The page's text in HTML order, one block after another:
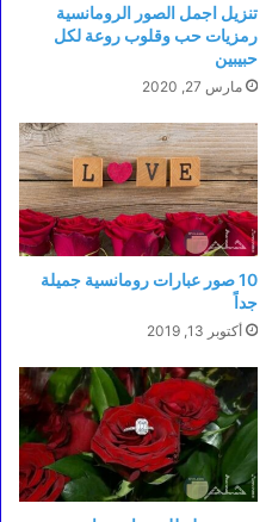
تنزيل اجمل الصور الرومانسية
رمزيات حب وقلوب روعة لكل
حبيبين
مارس 27, 2020
10 صور عبارات رومانسية جميلة
جداً
أكتوبر 13, 2019